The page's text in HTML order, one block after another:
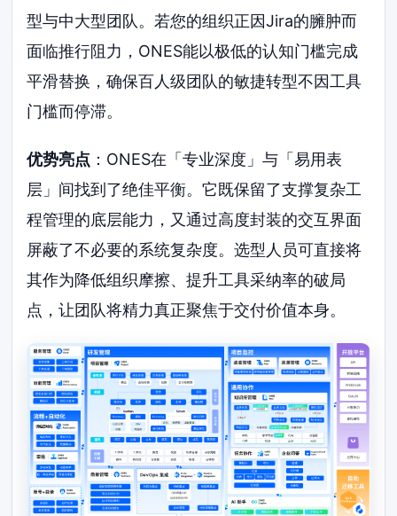
型与中大型团队。若您的组织正因Jira的臃肿而
面临推行阻力，ONES能以极低的认知门槛完成
平滑替换，确保百人级团队的敏捷转型不因工具
门槛而停滞。
优势亮点 ：ONES在「专业深度」与「易用表
层」间找到了绝佳平衡。它既保留了支撑复杂工
程管理的底层能力，又通过高度封装的交互界面
屏蔽了不必要的系统复杂度。选型人员可直接将
其作为降低组织摩擦、提升工具采纳率的破局
点，让团队将精力真正聚焦于交付价值本身。